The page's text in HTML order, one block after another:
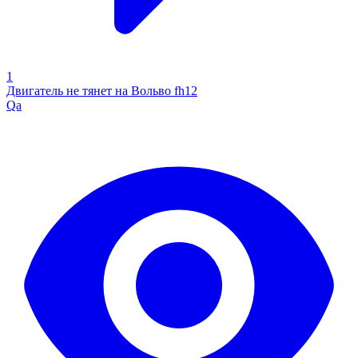
1
Двигатель не тянет на Вольво fh12
Qa